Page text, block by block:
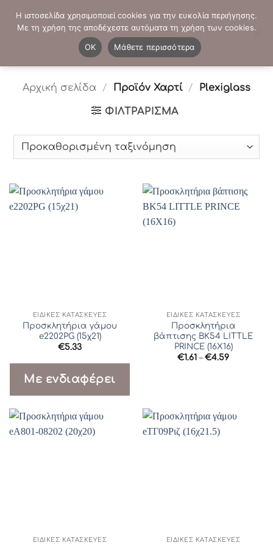
στο
ΤΗΛΕΦΩΝΙΚΕΣ ΠΑΡΑΓΓΕΛΙΕΣ: - 2103821941
Αρχική σελίδα / Προϊόν Χαρτί / Plexiglass
ΦΙΛΤΡΆΡΙΣΜΑ
ΕΙΔΙΚΈΣ ΚΑΤΑΣΚΕΥΈΣ
Προσκλητήρια γάμου
e2202PG (15χ21)
€5.33
Με ενδιαφέρει
ΕΙΔΙΚΈΣ ΚΑΤΑΣΚΕΥΈΣ
Προσκλητήρια
βάπτισης ΒΚ54 LITTLE
PRINCE (16Χ16)
€1.61 – €4.59Price
ΕΙΔΙΚΈΣ ΚΑΤΑΣΚΕΥΈΣ ΕΙΔΙΚΈΣ ΚΑΤΑΣΚΕΥΈΣ
Η ιστοσελίδα χρησιμοποιεί cookies για την ευκολία περιήγησης.
Με τη χρήση της αποδέχεστε αυτόματα τη χρήση των cookies.
OK
Μάθετε περισσότερα